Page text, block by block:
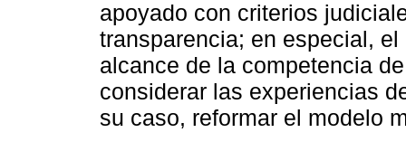
apoyado con criterios
transparencia; en especial,
alcance de la competencia
considerar las experiencias
su caso, reformar el modelo